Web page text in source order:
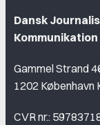
Dansk
Kommunikation
Gammel Strand
1202 København
CVR nr.: